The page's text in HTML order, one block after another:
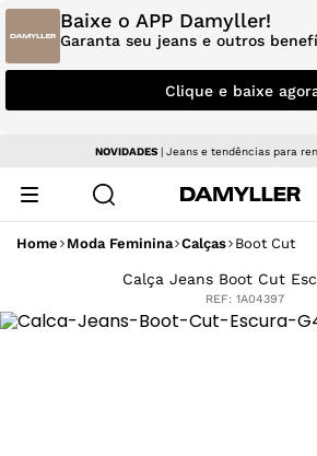
Baixe o APP Damyller!
Garanta seu jeans e outros
Clique e baixe
NOVIDADES| Jeans e tendências para
Home Moda Feminina Calças Boot Cut
Calça Jeans Boot Cut
REF: 1A04397